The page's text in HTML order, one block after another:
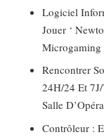
Logiciel
Jouer ‘
Microgaming
Rencontrer
24H/24 Et
Salle
Contrôleur :